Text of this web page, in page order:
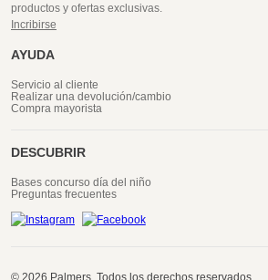
productos y ofertas exclusivas.
Incribirse
AYUDA
Servicio al cliente
Realizar una devolución/cambio
Compra mayorista
DESCUBRIR
Bases concurso día del niño
Preguntas frecuentes
© 2026 Palmers. Todos los derechos reservados.